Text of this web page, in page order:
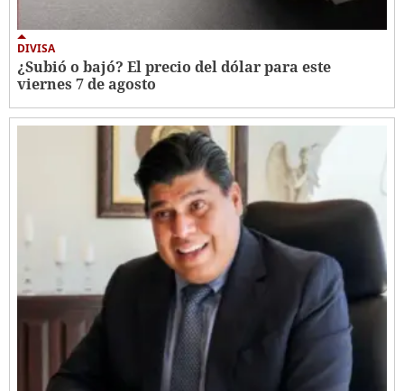
DIVISA
¿Subió o bajó? El precio del dólar para este
viernes 7 de agosto